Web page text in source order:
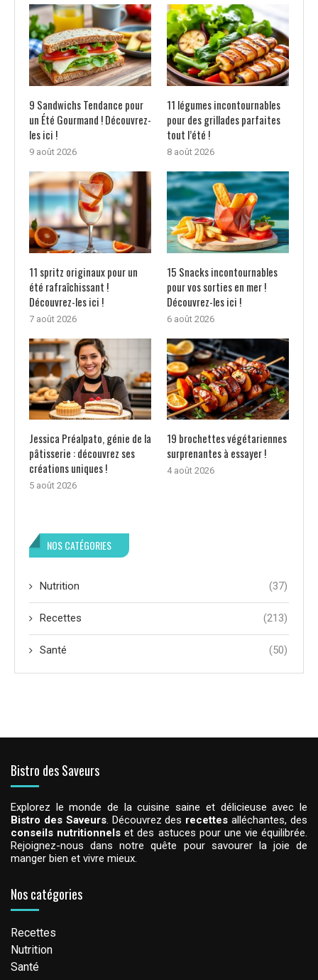
9 Sandwichs Tendance pour
un Été Gourmand ! Découvrez-
les ici !
9 août 2026
11 légumes incontournables
pour des grillades parfaites
tout l’été !
8 août 2026
11 spritz originaux pour un
été rafraîchissant !
Découvrez-les ici !
7 août 2026
15 Snacks incontournables
pour vos sorties en mer !
Découvrez-les ici !
6 août 2026
Jessica Préalpato, génie de la
pâtisserie : découvrez ses
créations uniques !
5 août 2026
19 brochettes végétariennes
surprenantes à essayer !
4 août 2026
NOS CATÉGORIES
Nutrition (37)
Recettes (213)
Santé (50)
Bistro des Saveurs
Explorez le monde de la cuisine saine et délicieuse avec le
Bistro des Saveurs. Découvrez des recettes alléchantes, des
conseils nutritionnels et des astuces pour une vie équilibrée.
Rejoignez-nous dans notre quête pour savourer la joie de
manger bien et vivre mieux.
Nos catégories
Recettes
Nutrition
Santé